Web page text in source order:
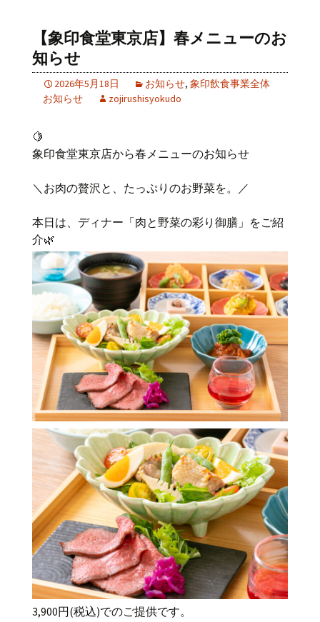
【象印食堂東京店】春メニューのお
知らせ
2026年5月18日 お知らせ, 象印飲食事業全体
お知らせ
zojirushisyokudo
🍋
象印食堂東京店から春メニューのお知らせ
＼お肉の贅沢と、たっぷりのお野菜を。／
本日は、ディナー「肉と野菜の彩り御膳」をご紹
介🌿
3,900円(税込)でのご提供です。